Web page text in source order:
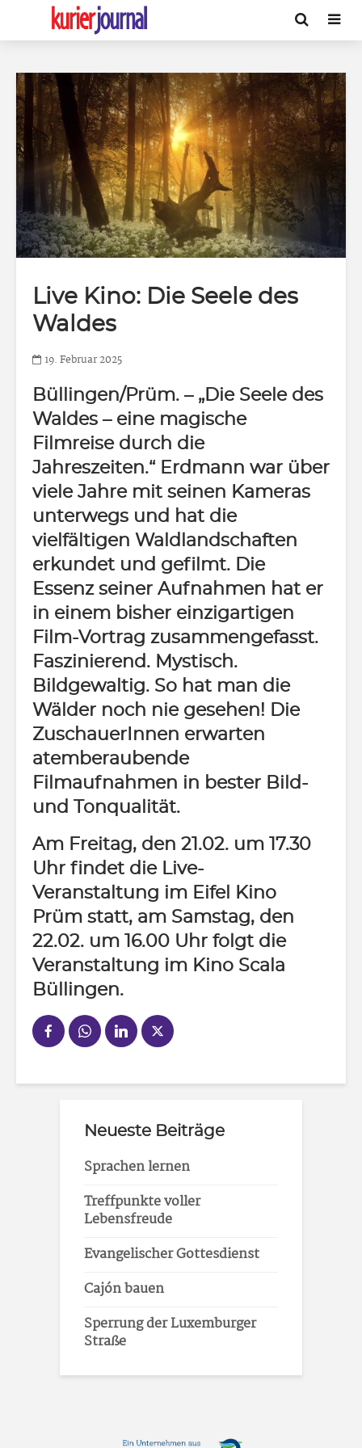
Live Kino: Die Seele des
Waldes
19. Februar 2025
Büllingen/Prüm. – „Die Seele des
Waldes – eine magische
Filmreise durch die
Jahreszeiten.“ Erdmann war über
viele Jahre mit seinen Kameras
unterwegs und hat die
vielfältigen Waldlandschaften
erkundet und gefilmt. Die
Essenz seiner Aufnahmen hat er
in einem bisher einzigartigen
Film-Vortrag zusammengefasst.
Faszinierend. Mystisch.
Bildgewaltig. So hat man die
Wälder noch nie gesehen! Die
ZuschauerInnen erwarten
atemberaubende
Filmaufnahmen in bester Bild-
und Tonqualität.
Am Freitag, den 21.02. um 17.30
Uhr findet die Live-
Veranstaltung im Eifel Kino
Prüm statt, am Samstag, den
22.02. um 16.00 Uhr folgt die
Veranstaltung im Kino Scala
Büllingen.
Neueste Beiträge
Sprachen lernen
Treffpunkte voller
Lebensfreude
Evangelischer Gottesdienst
Cajón bauen
Sperrung der Luxemburger
Straße